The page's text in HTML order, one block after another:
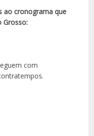
ao cronograma que
Grosso:
com